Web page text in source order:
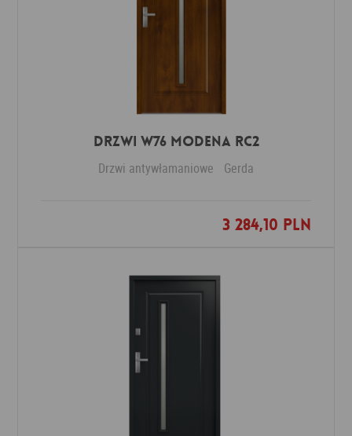
DRZWI W76 MODENA RC2
Drzwi antywłamaniowe Gerda
3 284,10 PLN
Dodaj do ulubionych